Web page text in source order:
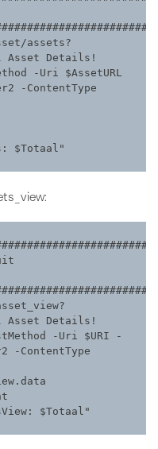
assets?
Asset Details!
-Uri $AssetURL
-ContentType
$Totaal"
Asset Details!
-Uri $URI -
-ContentType
$Totaal"